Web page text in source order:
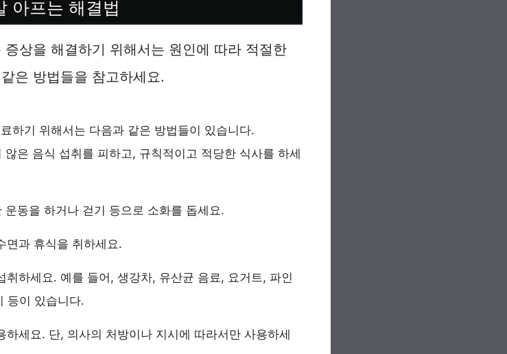
아프는 해결법
상을 해결하기 위해서는 원인에 따라 적절한
은 방법들을 참고하세요.
하기 위해서는 다음과 같은 방법들이 있습니다.
은 음식 섭취를 피하고, 규칙적이고 적당한 식사를 하세
동을 하거나 걷기 등으로 소화를 돕세요.
면과 휴식을 취하세요.
취하세요. 예를 들어, 생강차, 유산균 음료, 요거트, 파인
등이 있습니다.
하세요. 단, 의사의 처방이나 지시에 따라서만 사용하세